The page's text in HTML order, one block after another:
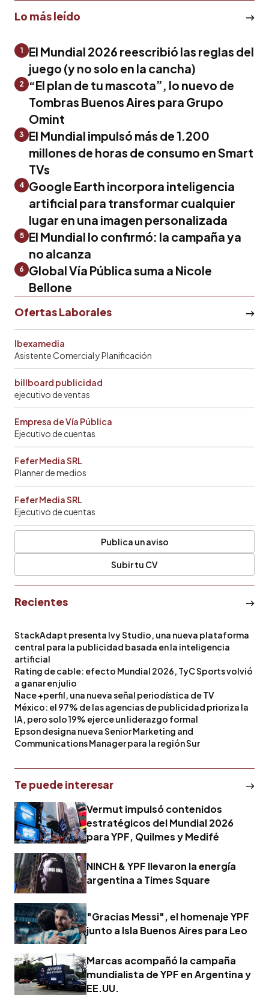
Lo más leído
1
El Mundial 2026 reescribió las reglas del
juego (y no solo en la cancha)
2
“El plan de tu mascota”, lo nuevo de
Tombras Buenos Aires para Grupo
Omint
3
El Mundial impulsó más de 1.200
millones de horas de consumo en Smart
TVs
4 Google Earth incorpora inteligencia
artificial para transformar cualquier
lugar en una imagen personalizada
5
El Mundial lo confirmó: la campaña ya
no alcanza
6
Global Vía Pública suma a Nicole
Bellone
Ofertas Laborales
Ibexamedia
Asistente Comercial y Planificación
billboard publicidad
ejecutivo de ventas
Empresa de Vía Pública
Ejecutivo de cuentas
Fefer Media SRL
Planner de medios
Fefer Media SRL
Ejecutivo de cuentas
Publica un aviso
Subir tu CV
Recientes
StackAdapt presenta Ivy Studio, una nueva plataforma
central para la publicidad basada en la inteligencia
artificial
Rating de cable: efecto Mundial 2026, TyC Sports volvió
a ganar en julio
Nace +perfil, una nueva señal periodística de TV
México: el 97% de las agencias de publicidad prioriza la
IA, pero solo 19% ejerce un liderazgo formal
Epson designa nueva Senior Marketing and
Communications Manager para la región Sur
Te puede interesar
Vermut impulsó contenidos
estratégicos del Mundial 2026
para YPF, Quilmes y Medifé
NINCH & YPF llevaron la energía
argentina a Times Square
"Gracias Messi", el homenaje YPF
junto a Isla Buenos Aires para Leo
Marcas acompañó la campaña
mundialista de YPF en Argentina y
EE.UU.